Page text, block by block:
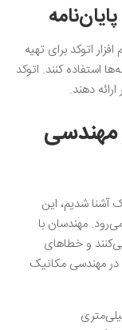
اتوکد برای تهیه
استفاده کنند. اتوکد
دهند.
مهندسی
آشنا شدیم، این
مهندسان با
و خطاهای
در مهندسی مکانیک